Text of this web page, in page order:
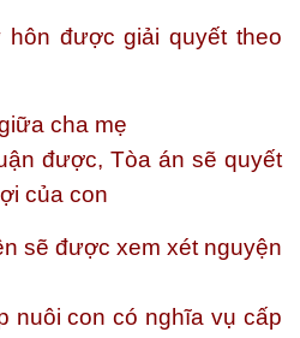
được giải quyết theo
cha mẹ
được, Tòa án sẽ quyết
của con
sẽ được xem xét nguyện
nuôi con có nghĩa vụ cấp